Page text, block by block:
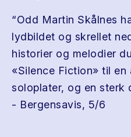
“Odd Martin Skålnes
lydbildet og skrellet
historier og melodier
«Silence Fiction» til en
soloplater, og en sterk
- Bergensavis, 5/6